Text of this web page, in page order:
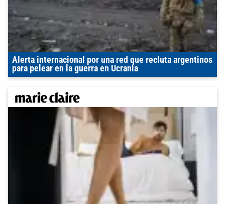
Alerta internacional por una red que recluta argentinos
para pelear en la guerra en Ucrania